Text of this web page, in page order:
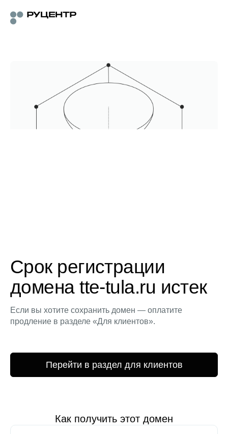
Срок регистрации
домена tte-tula.ru истек
Если вы хотите сохранить домен — оплатите
продление в разделе «Для клиентов».
Перейти в раздел для клиентов
Как получить этот домен